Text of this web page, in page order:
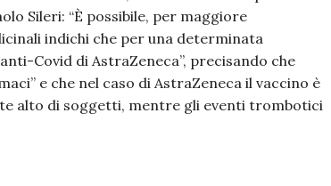
Sileri: “È possibile, per maggiore
indichi che per una determinata
Covid di AstraZeneca”, precisando che
e che nel caso di AstraZeneca il vaccino è
alto di soggetti, mentre gli eventi trombotici